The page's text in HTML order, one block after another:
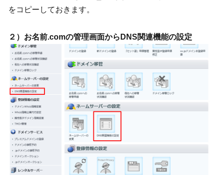
をコピーしておきます。
２）お名前.comの管理画面からDNS関連機能の設定